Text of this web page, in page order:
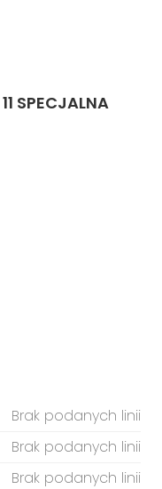
SPECJALNA
Brak podanych linii
Brak podanych linii
Brak podanych linii